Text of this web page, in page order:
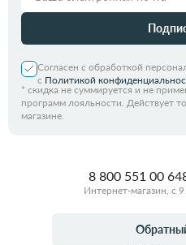
Согласен с обработкой
с Политикой
* скидка не суммируется и не
программ лояльности. Действует
магазине.
8 800 551 00 64
Интернет-магазин, с